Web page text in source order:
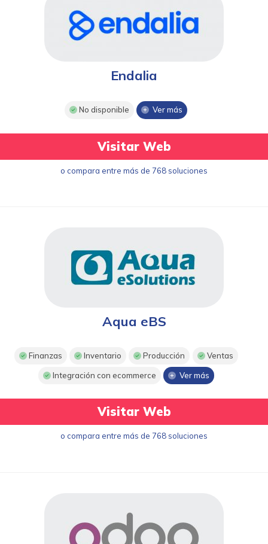
Endalia
No disponible Ver más
Visitar Web
o compara entre más de 768 soluciones
Aqua eBS
Finanzas Inventario Producción Ventas
Integración con ecommerce Ver más
Visitar Web
o compara entre más de 768 soluciones